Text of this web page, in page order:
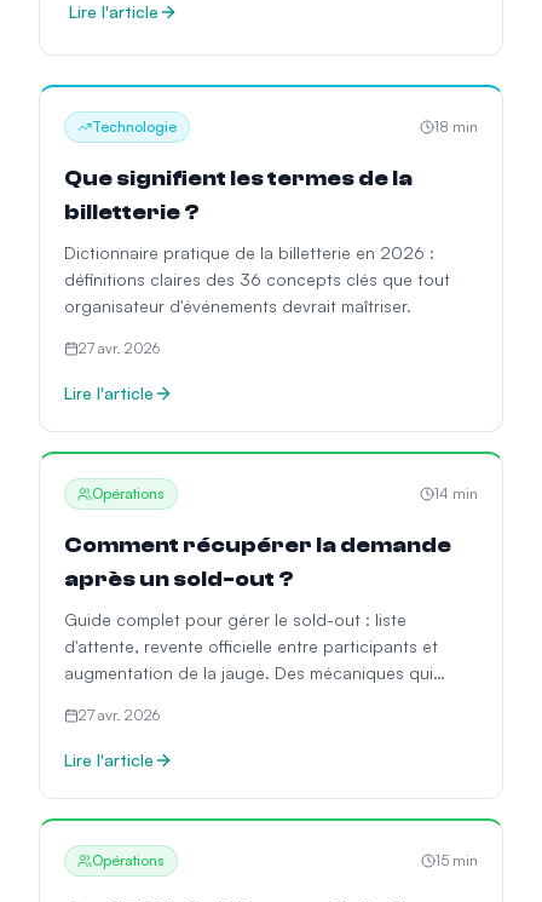
Lire l'article
Technologie 18 min
Que signifient les termes de la
billetterie ?
Dictionnaire pratique de la billetterie en 2026 :
définitions claires des 36 concepts clés que tout
organisateur d'événements devrait maîtriser.
27 avr. 2026
Lire l'article
Opérations 14 min
Comment récupérer la demande
après un sold-out ?
Guide complet pour gérer le sold-out : liste
d'attente, revente officielle entre participants et
augmentation de la jauge. Des mécaniques qui
27 avr. 2026
Lire l'article
Opérations 15 min